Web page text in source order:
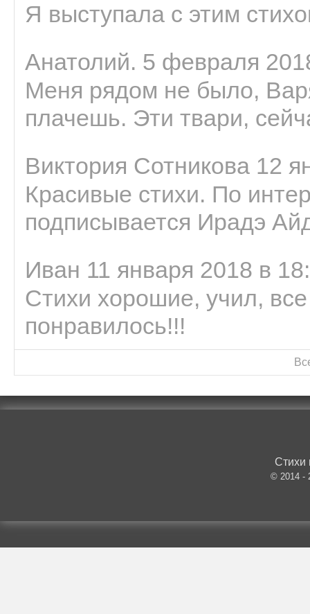
Я выступала с этим
Анатолий. 5 февраля
Меня рядом не было,
плачешь. Эти твари,
Виктория Сотникова 12
Красивые стихи. По
подписывается Ирадэ
Иван 11 января 2018 в
Стихи хорошие, учил,
понравилось!!!
Стихи
© 2014 -